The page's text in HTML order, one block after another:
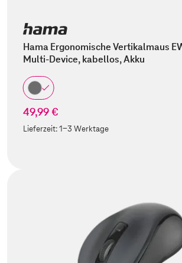
Hama Ergonomische Vertikalmaus
Multi-Device, kabellos, Akku
49,99 €
Lieferzeit:1-3 Werktage